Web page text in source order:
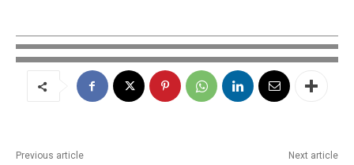
Previous article Next article